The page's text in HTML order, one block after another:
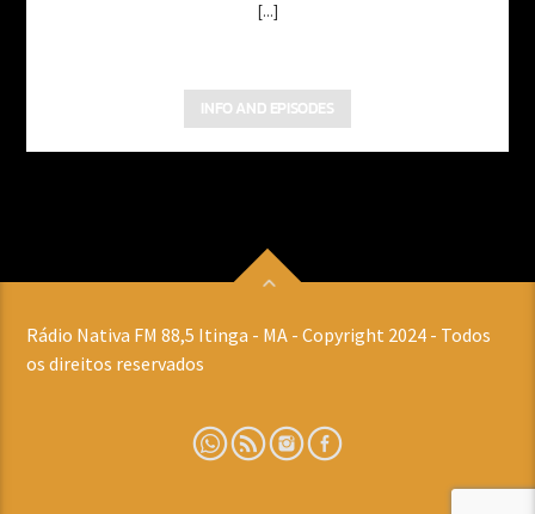
[...]
INFO AND EPISODES
Rádio Nativa FM 88,5 Itinga - MA - Copyright 2024 - Todos
os direitos reservados